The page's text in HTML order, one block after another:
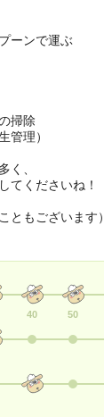
ーンで運ぶ
掃除
管理）
く、
てくださいね！
ともございます）
40 50